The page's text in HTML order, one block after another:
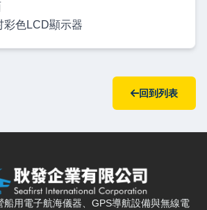
彩色LCD顯示器
回到列表
網站概要、主導覽與聯絡方式
船用電子航海儀器、GPS導航設備與無線電